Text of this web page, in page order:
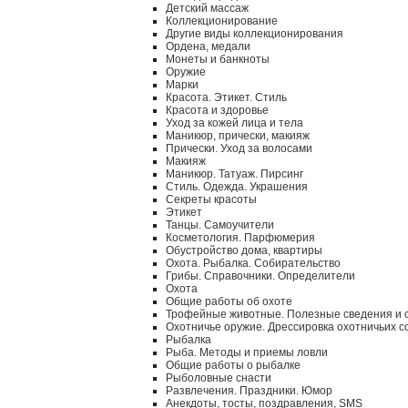
Детский массаж
Коллекционирование
Другие виды коллекционирования
Ордена, медали
Монеты и банкноты
Оружие
Марки
Красота. Этикет. Стиль
Красота и здоровье
Уход за кожей лица и тела
Маникюр, прически, макияж
Прически. Уход за волосами
Макияж
Маникюр. Татуаж. Пирсинг
Стиль. Одежда. Украшения
Секреты красоты
Этикет
Танцы. Самоучители
Косметология. Парфюмерия
Обустройство дома, квартиры
Охота. Рыбалка. Собирательство
Грибы. Справочники. Определители
Охота
Общие работы об охоте
Трофейные животные. Полезные сведения и
Охотничье оружие. Дрессировка охотничьих
Рыбалка
Рыба. Методы и приемы ловли
Общие работы о рыбалке
Рыболовные снасти
Развлечения. Праздники. Юмор
Анекдоты, тосты, поздравления, SMS